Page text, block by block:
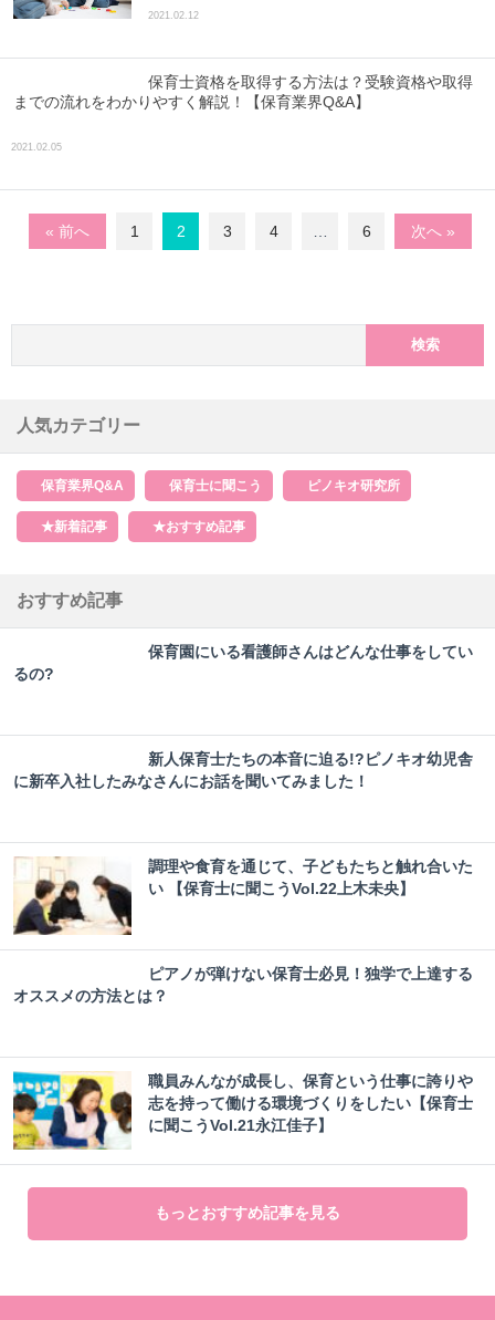
2021.02.12
保育士資格を取得する方法は？受験資格や取得
までの流れをわかりやすく解説！【保育業界Q&A】
2021.02.05
« 前へ 1 2 3 4 6 次へ »
人気カテゴリー
保育業界Q&A 保育士に聞こう ピノキオ研究所
★新着記事 ★おすすめ記事
おすすめ記事
保育園にいる看護師さんはどんな仕事をしてい
るの?
新人保育士たちの本音に迫る!?ピノキオ幼児舎
に新卒入社したみなさんにお話を聞いてみました！
調理や食育を通じて、子どもたちと触れ合いた
い 【保育士に聞こうVol.22上木未央】
ピアノが弾けない保育士必見！独学で上達する
オススメの方法とは？
職員みんなが成長し、保育という仕事に誇りや
志を持って働ける環境づくりをしたい【保育士
に聞こうVol.21永江佳子】
もっとおすすめ記事を見る